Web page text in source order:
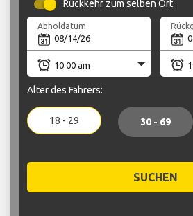
Rückkehr zum selben Ort
Abholdatum
Alter des Fahrers:
18 - 29 30 - 69
SUCHEN